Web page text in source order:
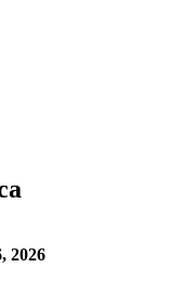
2026